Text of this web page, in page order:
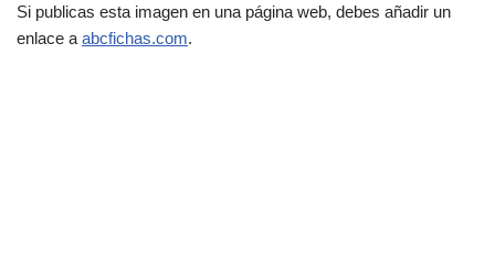
Si publicas esta imagen en una página web, debes añadir un
enlace a abcfichas.com.